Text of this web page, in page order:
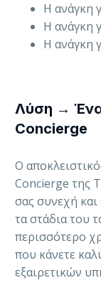
Η ανάγκη
Η ανάγκη
Η ανάγκη
Λύση →
Concierge
O
Concierge της
σας συνεχή
τα στάδια του
περισσότερο
που κάνετε
εξαιρετικών